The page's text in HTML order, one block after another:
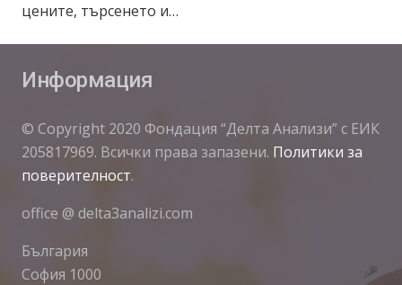
цените, търсенето и…
Информация
© Copyright 2020 Фондация “Делта Анализи” с ЕИК
205817969. Всички права запазени. Политики за
поверителност.
office @ delta3analizi.com
България
София 1000